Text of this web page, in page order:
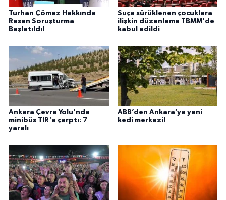
Turhan Çömez Hakkında
Resen Soruşturma
Başlatıldı!
Suça sürüklenen çocuklara
ilişkin düzenleme TBMM'de
kabul edildi
Ankara Çevre Yolu'nda
minibüs TIR'a çarptı: 7
yaralı
ABB’den Ankara’ya yeni
kedi merkezi!